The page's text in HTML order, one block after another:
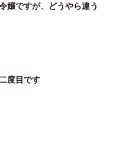
嬢ですが、どうやら違う
度目です